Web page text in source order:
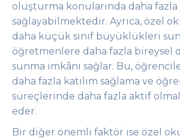
oluşturma konularında daha
sağlayabilmektedir. Ayrıca, özel
daha küçük sınıf büyüklükleri
öğretmenlere daha fazla bireysel
sunma imkânı sağlar. Bu,
daha fazla katılım sağlama ve
süreçlerinde daha fazla aktif
eder.
Bir diğer önemli faktör ise özel